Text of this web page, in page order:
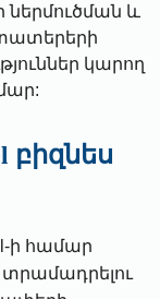
ներմուծման և
կարող
բիզնես
ի համար
տրամադրելու